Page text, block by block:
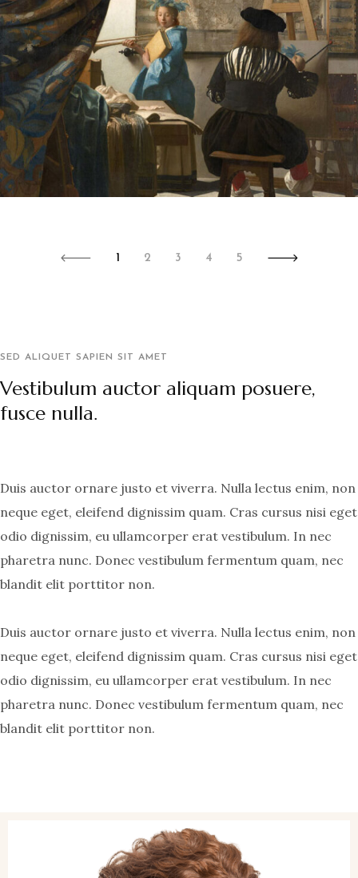
1 2 3 4 5
SED ALIQUET SAPIEN SIT AMET
Vestibulum auctor aliquam posuere,
fusce nulla.
Duis auctor ornare justo et viverra. Nulla lectus enim, non
neque eget, eleifend dignissim quam. Cras cursus nisi eget
odio dignissim, eu ullamcorper erat vestibulum. In nec
pharetra nunc. Donec vestibulum fermentum quam, nec
blandit elit porttitor non.
Duis auctor ornare justo et viverra. Nulla lectus enim, non
neque eget, eleifend dignissim quam. Cras cursus nisi eget
odio dignissim, eu ullamcorper erat vestibulum. In nec
pharetra nunc. Donec vestibulum fermentum quam, nec
blandit elit porttitor non.